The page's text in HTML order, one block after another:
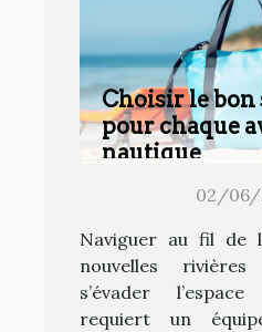
Choisir le bon
pour chaque
nautique
02/06/
Naviguer au fil de
nouvelles
s’évader
requiert un